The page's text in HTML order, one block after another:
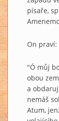
písaře,
On praví:
"Ó můj
obou
a
nemáš
Atum,